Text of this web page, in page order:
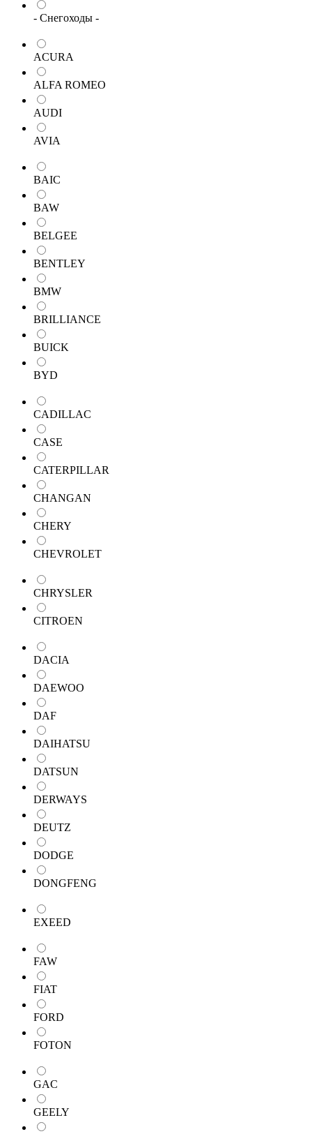
- Снегоходы -
ACURA
ALFA ROMEO
AUDI
AVIA
BAIC
BAW
BELGEE
BENTLEY
BMW
BRILLIANCE
BUICK
BYD
CADILLAC
CASE
CATERPILLAR
CHANGAN
CHERY
CHEVROLET
CHRYSLER
CITROEN
DACIA
DAEWOO
DAF
DAIHATSU
DATSUN
DERWAYS
DEUTZ
DODGE
DONGFENG
EXEED
FAW
FIAT
FORD
FOTON
GAC
GEELY